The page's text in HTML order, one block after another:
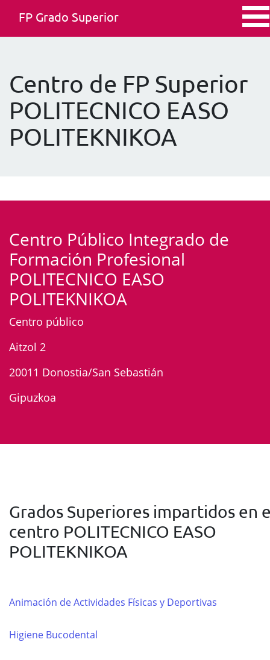
FP Grado Superior
Centro de FP Superior
POLITECNICO EASO
POLITEKNIKOA
Centro Público Integrado de
Formación Profesional
POLITECNICO EASO
POLITEKNIKOA
Centro público
Aitzol 2
20011 Donostia/San Sebastián
Gipuzkoa
Grados Superiores impartidos en
centro POLITECNICO EASO
POLITEKNIKOA
Animación de Actividades Físicas y Deportivas
Higiene Bucodental